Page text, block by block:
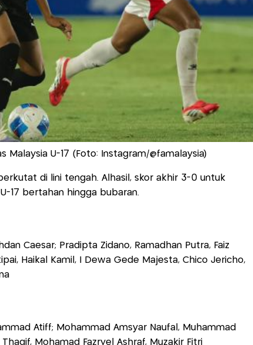
Malaysia U-17 (Foto: Instagram/@famalaysia)
di lini tengah. Alhasil, skor akhir 3-0 untuk
17 bertahan hingga bubaran.
Caesar; Pradipta Zidano, Ramadhan Putra, Faiz
Haikal Kamil, I Dewa Gede Majesta, Chico Jericho,
Atiff; Mohammad Amsyar Naufal, Muhammad
Mohamad Fazryel Ashraf, Muzakir Fitri